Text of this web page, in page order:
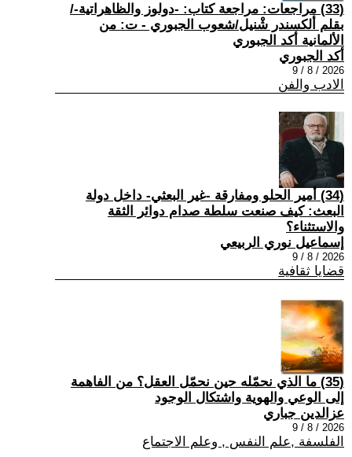
(33) مراجعات: مراجعة كتاب: -دولوز والظاهراتية-/
بقلم ألكسندر شْنيل/شعوب الجبوري - ت: من
الألمانية أكد الجبوري
أكد الجبوري
2026 / 8 / 9
الادب والفن
(34) أمير الحلو ومفارقة -غير البعثي- داخل دولة
البعث: كيف صنعت سلطة صدام دوائر الثقة
والاستثناء؟
إسماعيل نوري الربيعي
2026 / 8 / 9
قضايا ثقافية
(35) ما الذي نحمّله حين نحمّل العقل؟ من الفاهمة
إلى الوعي والهوية واشتكال الوجود
عزالدين جباري
2026 / 8 / 9
الفلسفة ,علم النفس , وعلم الاجتماع